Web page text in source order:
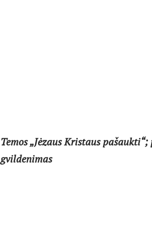
Temos „Jėzaus Kristaus
gvildenimas